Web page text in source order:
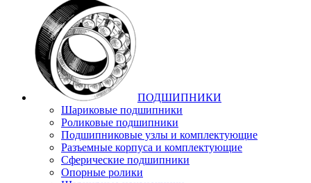
ПОДШИПНИКИ
Шариковые подшипники
Роликовые подшипники
Подшипниковые узлы и комплектующие
Разъемные корпуса и комплектующие
Сферические подшипники
Опорные ролики